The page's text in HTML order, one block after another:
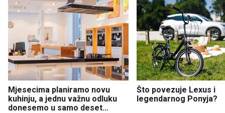
Mjesecima planiramo novu
kuhinju, a jednu važnu odluku
donesemo u samo deset
Što povezuje Lexus i
legendarnog Ponyja?